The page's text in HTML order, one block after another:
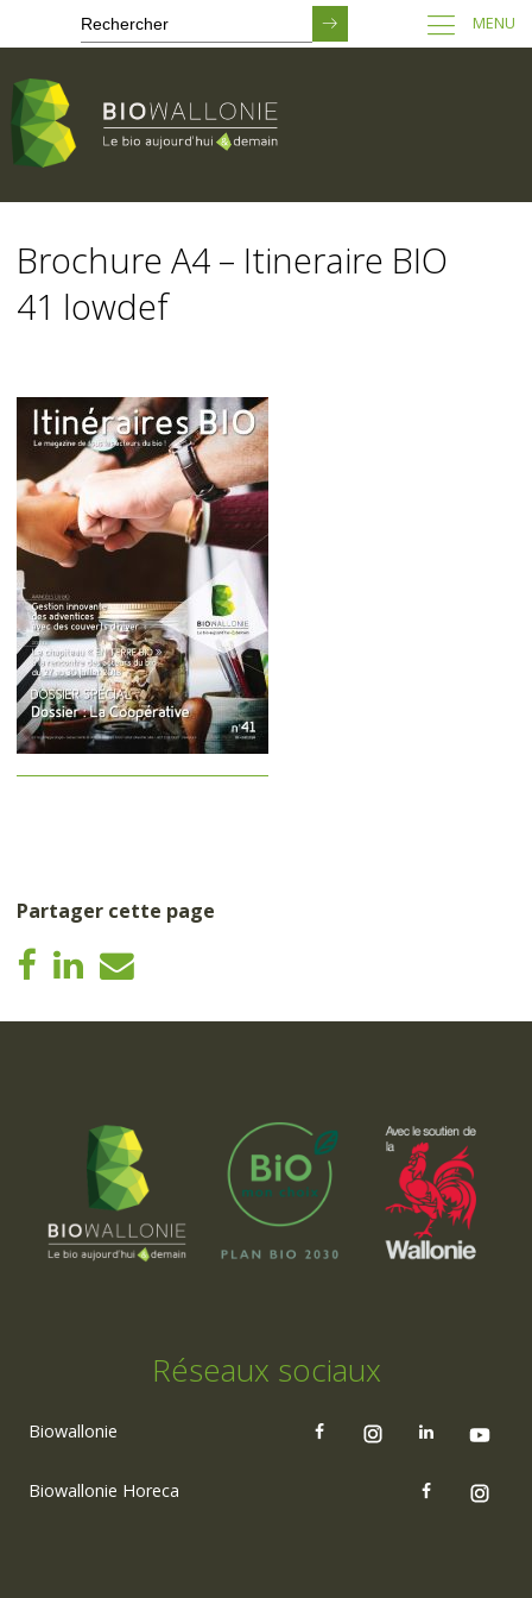
contenu
principal
MENU
Brochure A4 – Itineraire BIO
41 lowdef
Partager cette page
Réseaux sociaux
Biowallonie
Biowallonie Horeca